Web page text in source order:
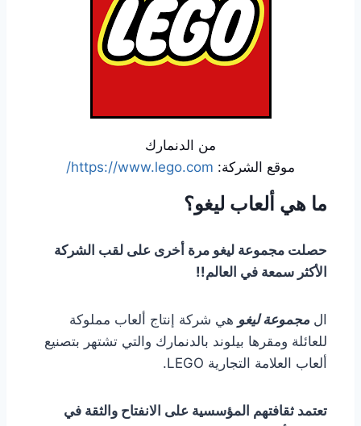
من الدنمارك
موقع الشركة: https://www.lego.com/
ما هي ألعاب ليغو؟
حصلت مجموعة ليغو مرة أخرى على لقب الشركة
الأكثر سمعة في العالم!!
ال مجموعة ليغو هي شركة إنتاج ألعاب مملوكة
للعائلة ومقرها بيلوند بالدنمارك والتي تشتهر بتصنيع
ألعاب العلامة التجارية LEGO.
تعتمد ثقافتهم المؤسسية على الانفتاح والثقة في